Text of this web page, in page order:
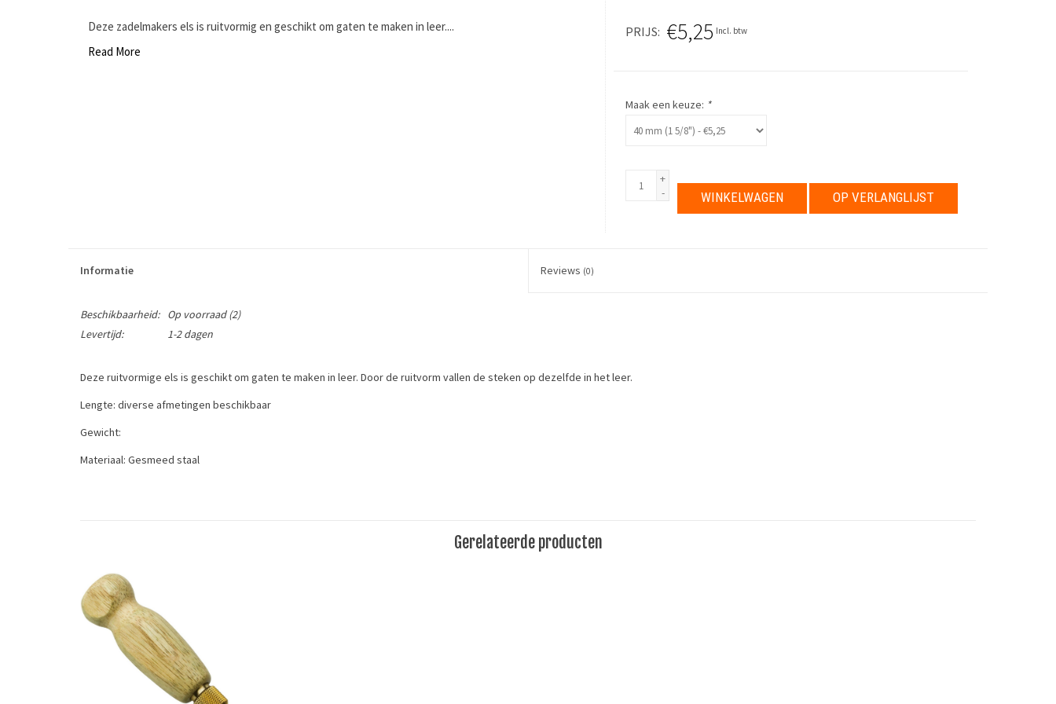
PRIJS €5,25 Incl. btw
Maak een keuze: *
+
-
WINKELWAGEN OP VERLANGLIJST
Deze zadelmakers els is ruitvormig en geschikt om gaten te maken in leer....
Read More
Informatie Reviews (0)
Beschikbaarheid: Op voorraad(2)
Levertijd:
1-2 dagen
Deze ruitvormige els is geschikt om gaten te maken in leer. Door de ruitvorm vallen de steken op dezelfde in het leer.
Lengte: diverse afmetingen beschikbaar
Gewicht:
Materiaal: Gesmeed staal
Ivan Leathercraft
Gerelateerde producten